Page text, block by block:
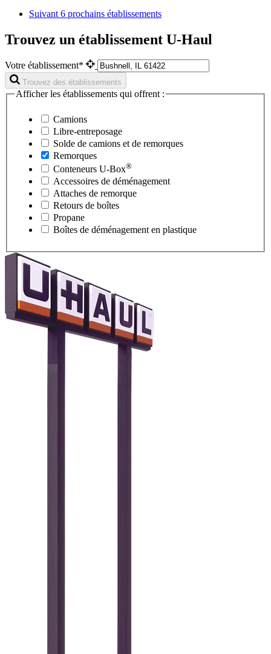
Suivant 6 prochains établissements
Trouvez un établissement U-Haul
Votre établissement*
Trouvez des établissements
Afficher les établissements qui offrent :
Camions
Libre-entreposage
Solde de camions et de remorques
Remorques
Conteneurs U-Box®
Accessoires de déménagement
Attaches de remorque
Retours de boîtes
Propane
Boîtes de déménagement en plastique